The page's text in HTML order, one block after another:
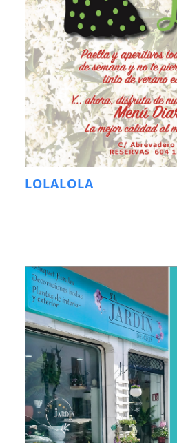
LOLALOLA